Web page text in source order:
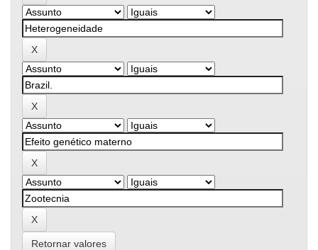
Retornar valores